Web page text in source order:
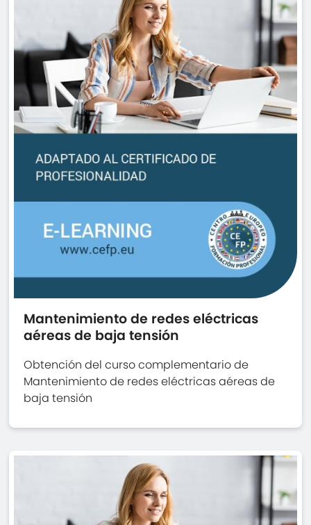
Mantenimiento de redes eléctricas
aéreas de baja tensión
Obtención del curso complementario de
Mantenimiento de redes eléctricas aéreas de
baja tensión